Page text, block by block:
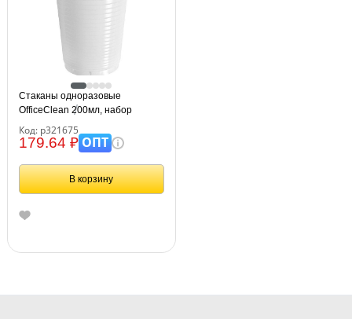
Стаканы одноразовые
OfficeClean 200мл, набор
хол/гор
Код: р321675
179.64 ₽ОПТ
В корзину